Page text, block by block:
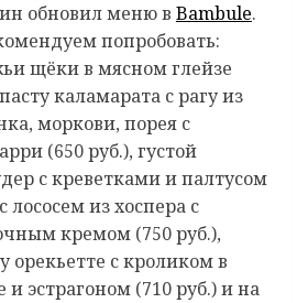
обновил меню в Bambule.
попробовать:
щёки в мясном глейзе
каламарата с рагу из
моркови, порея с
(650 руб.), густой
с креветками и палтусом
лососем из хоспера с
кремом (750 руб.),
орекьетте с кроликом в
и эстрагоном (710 руб.) и на